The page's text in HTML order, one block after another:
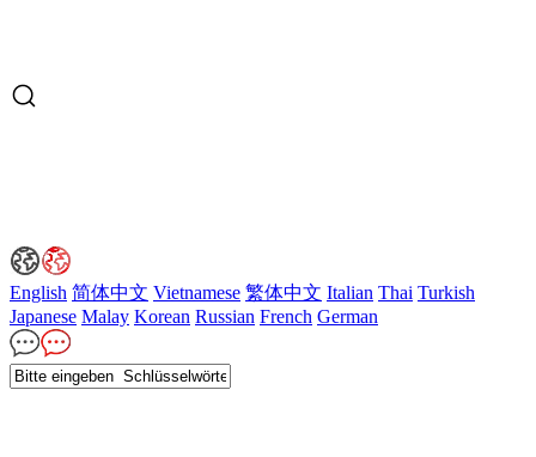
English 简体中文 Vietnamese 繁体中文 Italian Thai Turkish
Japanese Malay Korean Russian French German